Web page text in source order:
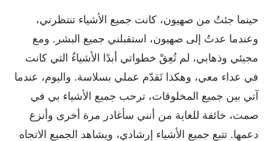
حينما جئتُ من صهيون، كانت جميع الأشياء تنتظرني،
وعندما عدتُ إلى صهيون، استقبلني جميع البشر. ومع
مجيئي وذهابي، لم تُعِقْ خطواتي أبدًا الأشياءُ التي كانت
في عداء معي، وهكذا تَقدّم عملي بسلاسة. واليوم، عندما
آتي بين جميع المخلوقات، ترحب جميع الأشياء بي في
صمت، خائفة للغاية من أنني سأغادر مرة أخرى وأنزع
دعمها. تتبع جميع الأشياء إرشادي، ويشاهد الجميع الاتجاه